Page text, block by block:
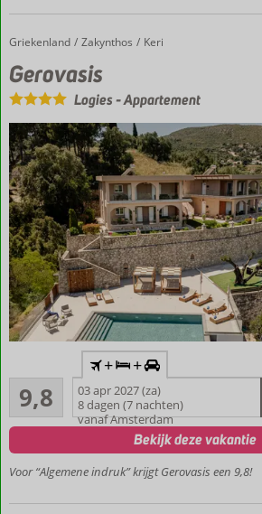
jaar oude
olijfboomgaard
Volledig
gerenoveerd
en nieuw
open in 2026
Home
Griekenland Zakynthos Keri
Gerovasis
Gerovasis
Logies-Appartement
huurauto
Gelegen
bij Keri
Prachtig
complex
9,8Uitmuntend
51
beoordelingen
+ +
03 apr 2027 (za)
8 dagen (7 nachten)
vanaf Amsterdam
Voor “Algemene indruk” krijgt Gerovasis een 9,8!
Bekijk deze vakantie